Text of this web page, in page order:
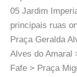
05 Jardim
principais ruas
Praça Geralda
Alves do Amaral
Fafe > Praça